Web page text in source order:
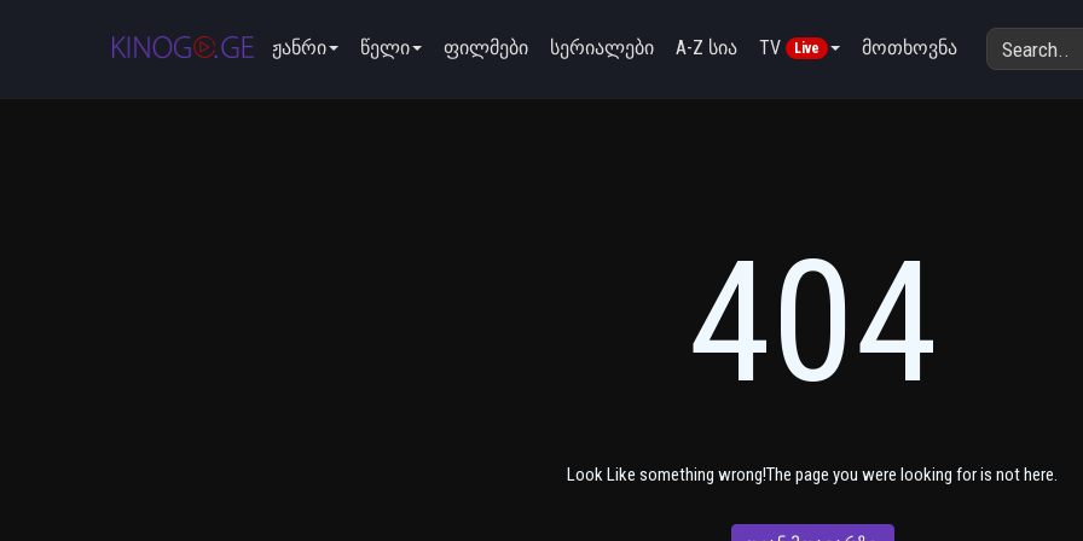
ჟანრი წელი ფილმები სერიალები A-Z სია TV Live მოთხოვნა
404
Look Like something wrong!The page you were looking for is not here.